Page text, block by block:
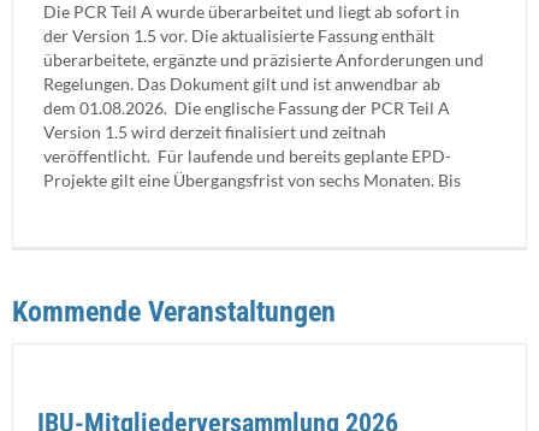
Die PCR Teil A wurde überarbeitet und liegt ab sofort in
der Version 1.5 vor. Die aktualisierte Fassung enthält
überarbeitete, ergänzte und präzisierte Anforderungen und
Regelungen. Das Dokument gilt und ist anwendbar ab
dem 01.08.2026. Die englische Fassung der PCR Teil A
Version 1.5 wird derzeit finalisiert und zeitnah
veröffentlicht. Für laufende und bereits geplante EPD-
Projekte gilt eine Übergangsfrist von sechs Monaten. Bis
Kommende Veranstaltungen
IBU-Mitgliederversammlung 2026